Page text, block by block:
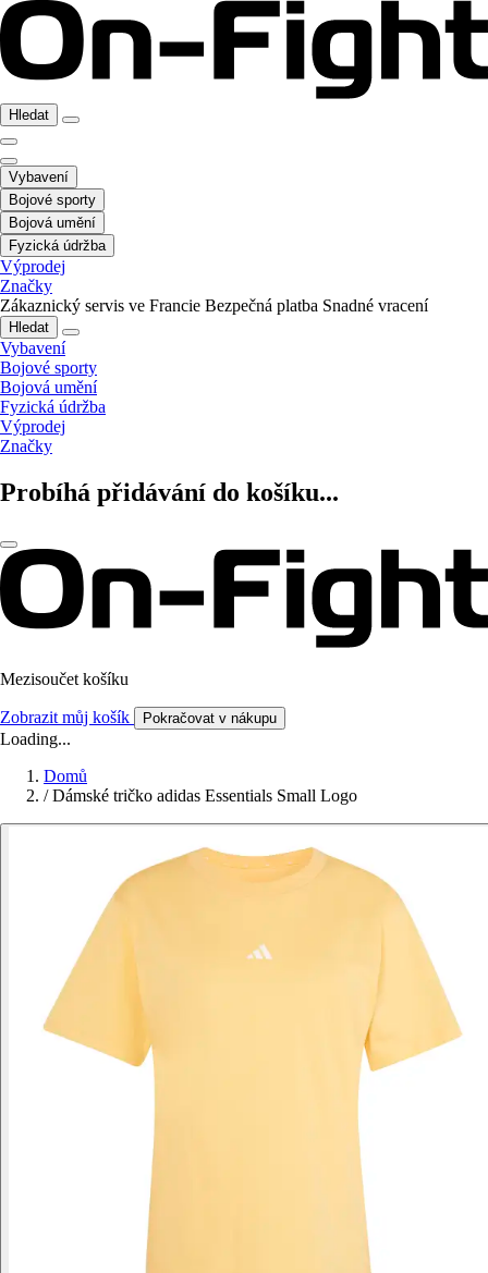
Hledat
Vybavení
Bojové sporty
Bojová umění
Fyzická údržba
Výprodej
Značky
Zákaznický servis ve Francie Bezpečná platba Snadné vracení
Hledat
Vybavení
Bojové sporty
Bojová umění
Fyzická údržba
Výprodej
Značky
Probíhá přidávání do košíku...
Mezisoučet košíku
Zobrazit můj košík Pokračovat v nákupu
Loading...
Domů
/ Dámské tričko adidas Essentials Small Logo